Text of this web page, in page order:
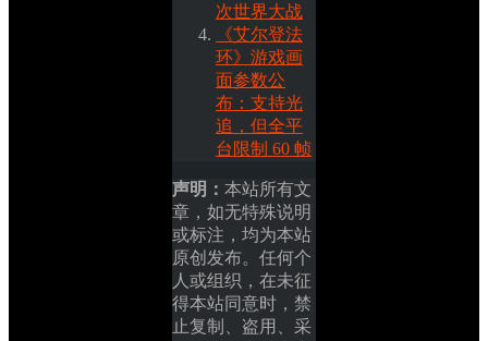
次世界大战
《艾尔登法
环》游戏画
面参数公
布：支持光
追，但全平
台限制 60 帧
声明： 本站所有文
章，如无特殊说明
或标注，均为本站
原创发布。任何个
人或组织，在未征
得本站同意时，禁
止复制、盗用、采